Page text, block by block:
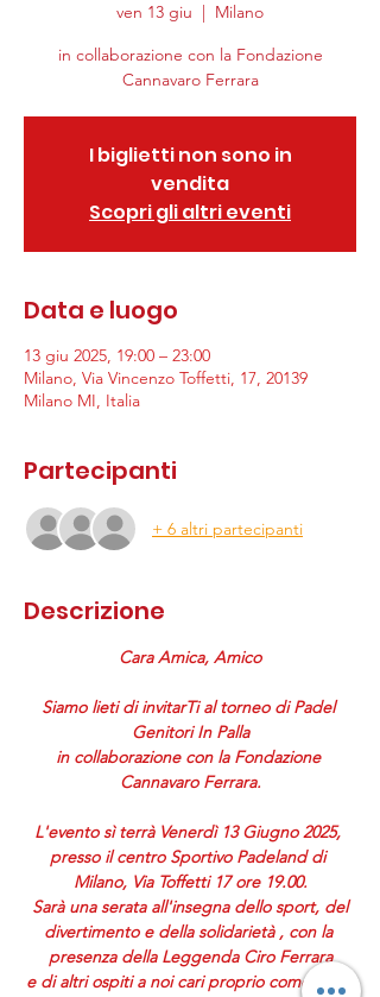
ven 13 giu
  |
Milano
in collaborazione con la Fondazione
Cannavaro Ferrara
I biglietti non sono in
vendita
Scopri gli altri eventi
Data e luogo
13 giu 2025, 19:00 – 23:00
Milano, Via Vincenzo Toffetti, 17, 20139
Milano MI, Italia
Partecipanti
+ 6 altri partecipanti
Descrizione
Cara Amica, Amico
Siamo lieti di invitarTi al torneo di Padel
Genitori In Palla
in collaborazione con la Fondazione
Cannavaro Ferrara.
L'evento sì terrà Venerdì 13 Giugno 2025,
presso il centro Sportivo Padeland di
Milano, Via Toffetti 17 ore 19.00.
Sarà una serata all'insegna dello sport, del
divertimento e della solidarietà , con la
presenza della Leggenda Ciro Ferrara
e di altri ospiti a noi cari proprio come siete